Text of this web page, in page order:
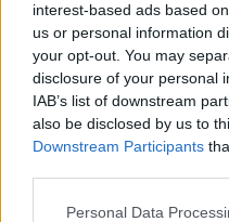
interest-based ads based
us or personal information
your opt-out. You may
disclosure of your personal
IAB’s list of downstream
also be disclosed by us to
Downstream Participants
Personal Data
Ένσημα πλήρους
Πλήρης καταβολή Δώρου
επιδόματος άδειας
Ωράριο εργασίας 09:00 -
Χωρίς υπερεργασία και